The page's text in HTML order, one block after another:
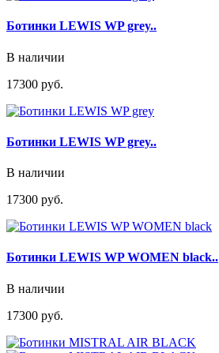
Ботинки LEWIS WP grey..
В наличии
17300 руб.
Ботинки LEWIS WP grey..
В наличии
17300 руб.
Ботинки LEWIS WP WOMEN black..
В наличии
17300 руб.